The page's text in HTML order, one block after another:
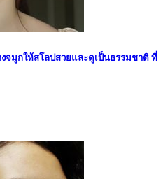
งจมูกให้สโลปสวยและดูเป็นธรรมชาติ ที่